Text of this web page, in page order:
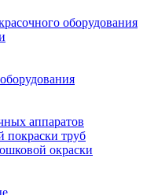
оборудования
аппаратов
покраски труб
окраски